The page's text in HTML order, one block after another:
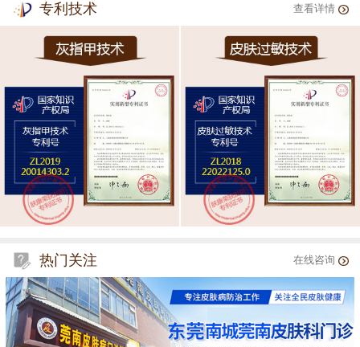
专利技术 查看详情
热门关注 在线咨询